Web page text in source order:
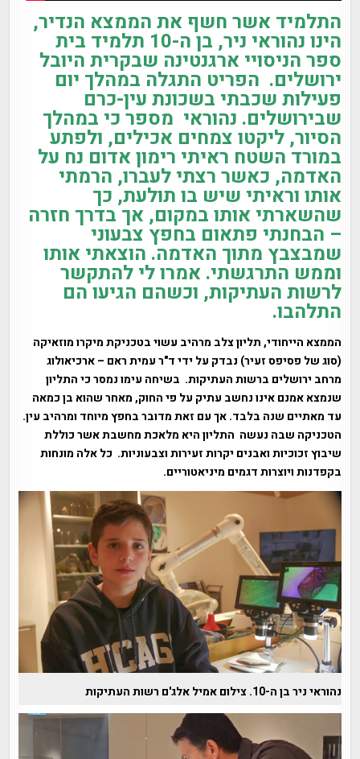
התלמיד אשר חשף את הממצא הנדיר,
הינו נהוראי ניר, בן ה-10 תלמיד בית
ספר הניסויי ארגנטינה שבקרית היובל
ירושלים. הפריט התגלה במהלך יום
פעילות שכבתי בשכונת עין-כרם
שבירושלים. נהוראי מספר כי במהלך
הסיור, ליקטו צמחים אכילים, ולפתע
במורד השטח ראיתי רימון אדום נח על
האדמה, כאשר רצתי לעברו, הרמתי
אותו וראיתי שיש בו תולעת, כך
שהשארתי אותו במקום, אך בדרך חזרה
– הבחנתי פתאום בחפץ צבעוני
שמבצבץ מתוך האדמה. הוצאתי אותו
וממש התרגשתי. אמרו לי להתקשר
לרשות העתיקות, וכשהם הגיעו הם
התלהבו.
הממצא הייחודי, תליון צלב מרהיב עשוי בטכניקת מיקרו מוזאיקה
(סוג של פסיפס זעיר) נבדק על ידי ד"ר עמית ראם – ארכיאולוג
מרחב ירושלים ברשות העתיקות. בשיחה עימו נמסר כי התליון
שנמצא אמנם אינו נחשב עתיק על פי החוק, מאחר שהוא בן כמאה
עד מאתיים שנה בלבד. אך עם זאת מדובר בחפץ מיוחד ומרהיב עין.
הטכניקה שבה נעשה התליון היא מלאכת מחשבת אשר כוללת
שיבוץ זכוכיות ואבנים יקרות זעירות וצבעוניות. כל אלה מונחות
בקפדנות ויוצרות דגמים מיניאטוריים.
נהוראי ניר בן ה-10. צילום אמיל אלג'ם רשות העתיקות